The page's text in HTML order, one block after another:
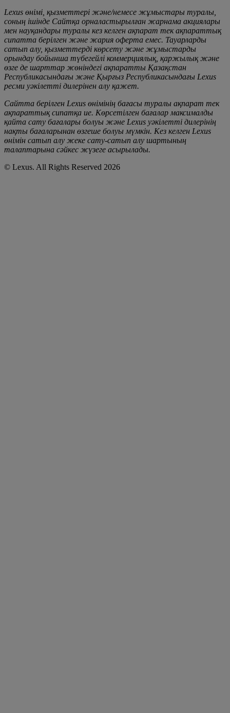
Lexus өнімі, қызметтері және/немесе жұмыстары туралы,
соның ішінде Сайтқа орналастырылған жарнама акциялары
мен науқандары туралы кез келген ақпарат тек ақпараттық
сипатта берілген және жария оферта емес. Тауарларды
сатып алу, қызметтерді көрсету және жұмыстарды
орындау бойынша түбегейлі коммерциялық, қаржылық және
өзге де шарттар жөніндегі ақпаратты Қазақстан
Республикасындағы және Қырғыз Республикасындағы Lexus
ресми уәкілетті дилерінен алу қажет.
Сайтта берілген Lexus өнімінің бағасы туралы ақпарат тек
ақпараттық сипатқа ие. Көрсетілген бағалар максималды
қайта сату бағалары болуы және Lexus уәкілетті дилерінің
нақты бағаларынан өзгеше болуы мүмкін. Кез келген Lexus
өнімін сатып алу жеке сату-сатып алу шартының
талаптарына сәйкес жүзеге асырылады.
© Lexus. All Rights Reserved 2026